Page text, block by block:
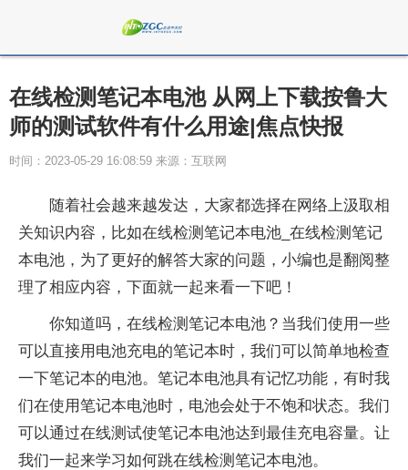
在线检测笔记本电池 从网上下载按鲁大
师的测试软件有什么用途|焦点快报
时间：2023-05-29 16:08:59 来源：互联网
随着社会越来越发达，大家都选择在网络上汲取相
关知识内容，比如在线检测笔记本电池_在线检测笔记
本电池，为了更好的解答大家的问题，小编也是翻阅整
理了相应内容，下面就一起来看一下吧！
你知道吗，在线检测笔记本电池？当我们使用一些
可以直接用电池充电的笔记本时，我们可以简单地检查
一下笔记本的电池。笔记本电池具有记忆功能，有时我
们在使用笔记本电池时，电池会处于不饱和状态。我们
可以通过在线测试使笔记本电池达到最佳充电容量。让
我们一起来学习如何跳在线检测笔记本电池。